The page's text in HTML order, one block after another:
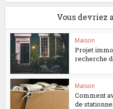
Vous devriez
Maison
Projet
recherche
Maison
Comment
de